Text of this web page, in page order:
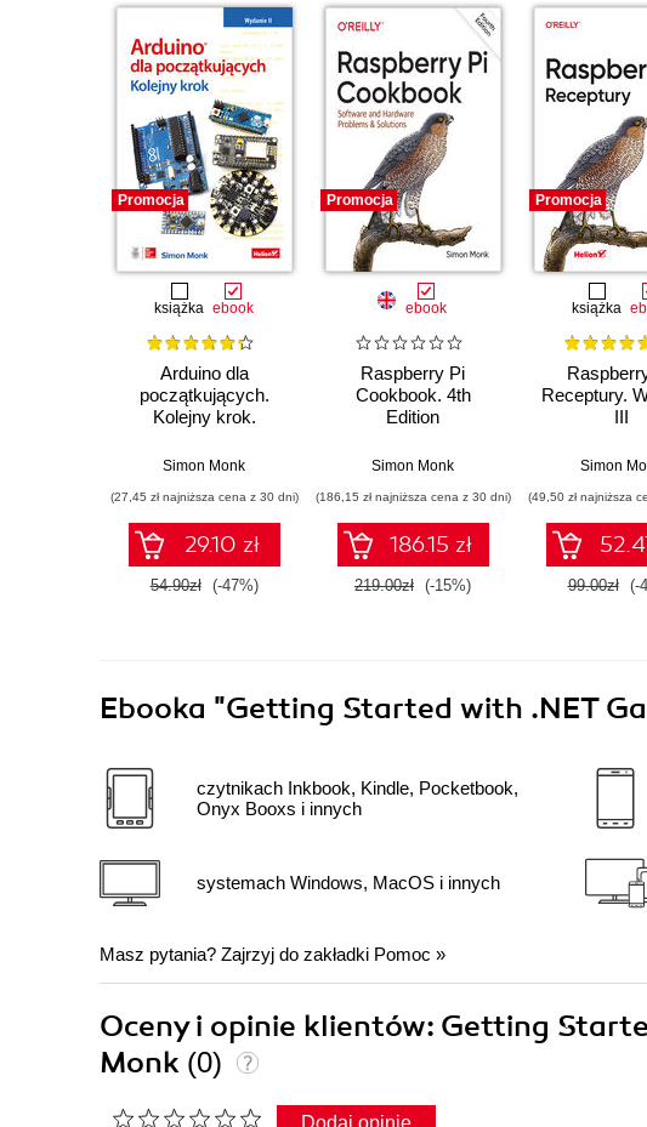
Promocja
książka ebook
Arduino dla
początkujących.
Kolejny krok.
Simon Monk
(27,45 zł najniższa cena z 30 dni)
29.10 zł
54.90zł (-47%)
Promocja
ebook
Raspberry Pi
Cookbook. 4th
Edition
Simon Monk
(186,15 zł najniższa cena z 30 dni)
186.15 zł
219.00zł (-15%)
Promocja
książka
Receptury.
III
Simon
(49,50 zł najniższa
99.00zł (-
Ebooka "Getting Started with .NET
czytnikach Inkbook, Kindle, Pocketbook,
Onyx Booxs i innych
systemach Windows, MacOS i innych
Masz pytania? Zajrzyj do zakładki Pomoc »
Oceny i opinie klientów: Getting
Monk (0)
Dodaj opinię